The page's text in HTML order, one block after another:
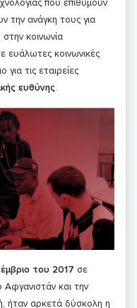
που επιθυμούν
την ανάγκη τους για
κοινωνία
κοινωνικές
για τις εταιρείες
ευθύνης.
του 2017 σε
και την
ήταν αρκετά δύσκολη η